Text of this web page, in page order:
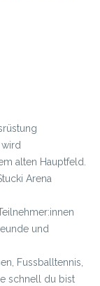
wird
alten Hauptfeld.
Arena
und
Fussballtennis,
schnell du bist